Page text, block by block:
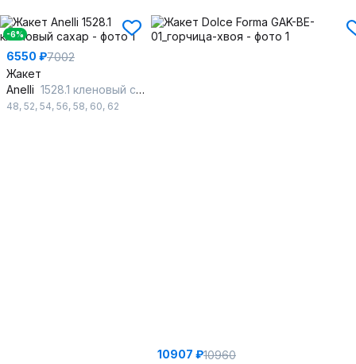
-6%
6550 ₽7002
Жакет
Anelli 1528.1 кленовый сахар
48, 52, 54, 56, 58, 60, 62
10907 ₽10960